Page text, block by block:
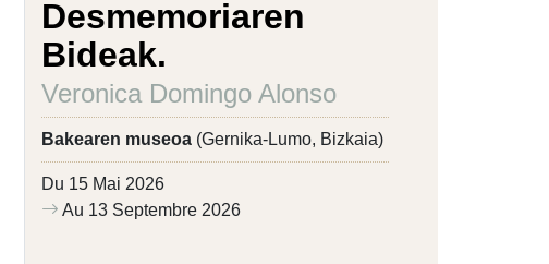
Desmemoriaren
Bideak.
Veronica Domingo Alonso
Bakearen museoa (Gernika-Lumo, Bizkaia)
Du 15 Mai 2026
Au 13 Septembre 2026